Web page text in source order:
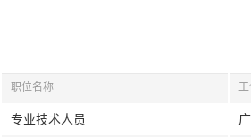
职位名称 工
专业技术人员